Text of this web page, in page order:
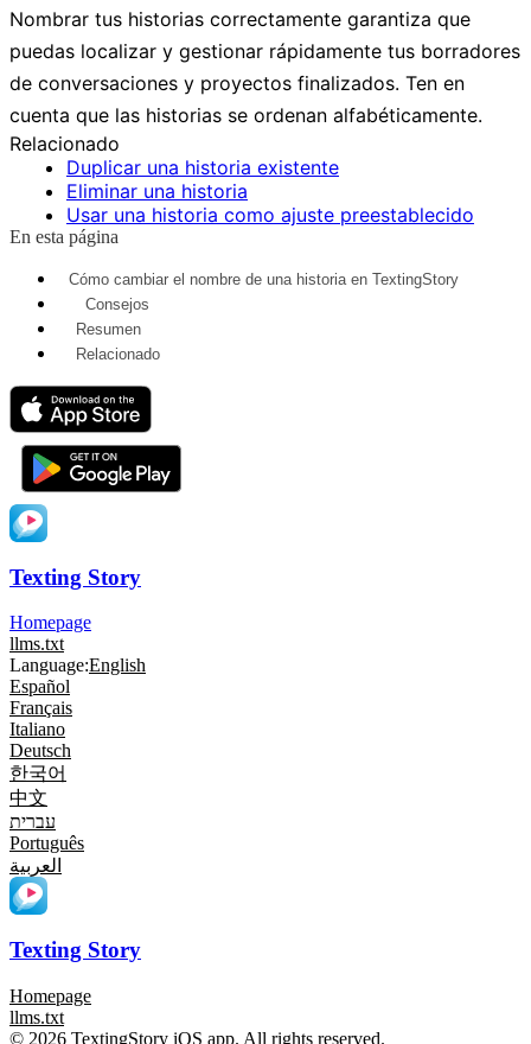
Nombrar tus historias correctamente garantiza que
puedas localizar y gestionar rápidamente tus borradores
de conversaciones y proyectos finalizados. Ten en
cuenta que las historias se ordenan alfabéticamente.
Relacionado
Duplicar una historia existente
Eliminar una historia
Usar una historia como ajuste preestablecido
En esta página
Cómo cambiar el nombre de una historia en TextingStory
Consejos
Resumen
Relacionado
Texting Story
Homepage
llms.txt
Language:English
Español
Français
Italiano
Deutsch
한국어
中文
עברית
Português
العربية
Texting Story
Homepage
llms.txt
© 2026 TextingStory iOS app. All rights reserved.